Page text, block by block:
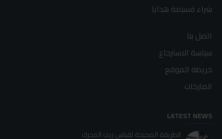
شراء قسيمة هدايا
اتصل بنا
سياسة الاسترجاع
خريطة الموقع
الماركات
LATEST NEWS
الطريقة الصحيحة لقياس زيت المحرك